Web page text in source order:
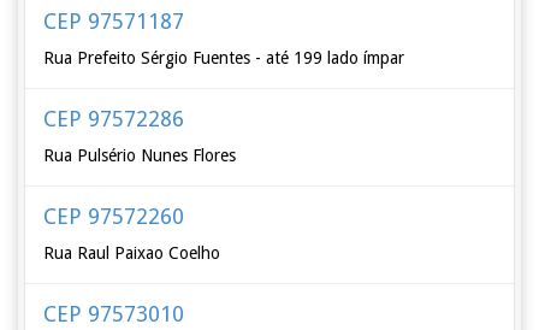
CEP 97571187
Rua Prefeito Sérgio Fuentes - até 199 lado ímpar
CEP 97572286
Rua Pulsério Nunes Flores
CEP 97572260
Rua Raul Paixao Coelho
CEP 97573010